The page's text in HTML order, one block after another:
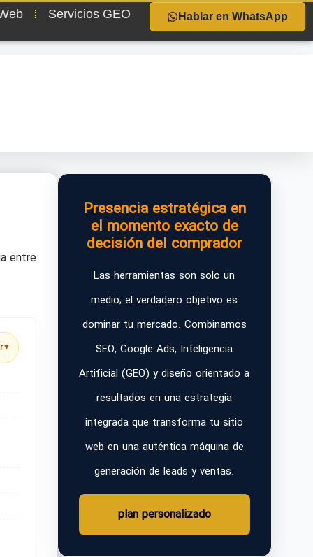
Servicios GEO Hablar en WhatsApp
entre
▼
Presencia estratégica en
el momento exacto de
decisión del comprador
Las herramientas son solo un
medio; el verdadero objetivo es
dominar tu mercado. Combinamos
SEO, Google Ads, Inteligencia
Artificial (GEO) y diseño orientado a
resultados en una estrategia
integrada que transforma tu sitio
web en una auténtica máquina de
generación de leads y ventas.
plan personalizado